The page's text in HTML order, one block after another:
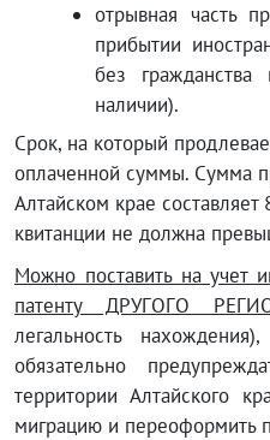
отрывная часть
прибытии
без
наличии).
Срок, на который
оплаченной суммы. Сумма
Алтайском крае
квитанции не должна
Можно поставить на учет
патенту ДРУГОГО
легальность
обязательно
территории Алтайского
миграцию и переоформить